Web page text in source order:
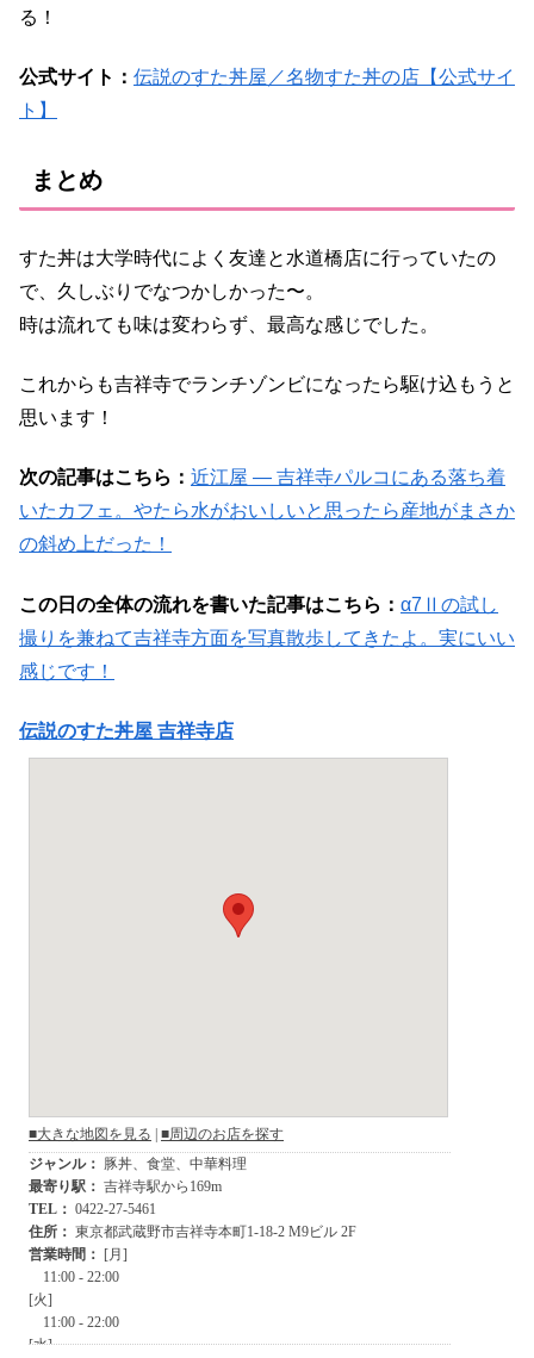
る！
公式サイト： 伝説のすた丼屋／名物すた丼の店【公式サイ
ト】
まとめ
すた丼は大学時代によく友達と水道橋店に行っていたの
で、久しぶりでなつかしかった〜。
時は流れても味は変わらず、最高な感じでした。
これからも吉祥寺でランチゾンビになったら駆け込もうと
思います！
次の記事はこちら： 近江屋 ― 吉祥寺パルコにある落ち着
いたカフェ。やたら水がおいしいと思ったら産地がまさか
の斜め上だった！
この日の全体の流れを書いた記事はこちら： α7Ⅱの試し
撮りを兼ねて吉祥寺方面を写真散歩してきたよ。実にいい
感じです！
伝説のすた丼屋 吉祥寺店